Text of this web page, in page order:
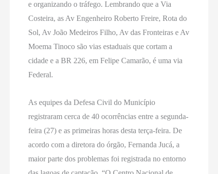
e organizando o tráfego. Lembrando que a Via
Costeira, as Av Engenheiro Roberto Freire, Rota do
Sol, Av João Medeiros Filho, Av das Fronteiras e Av
Moema Tinoco são vias estaduais que cortam a
cidade e a BR 226, em Felipe Camarão, é uma via
Federal.
As equipes da Defesa Civil do Município
registraram cerca de 40 ocorrências entre a segunda-
feira (27) e as primeiras horas desta terça-feira. De
acordo com a diretora do órgão, Fernanda Jucá, a
maior parte dos problemas foi registrada no entorno